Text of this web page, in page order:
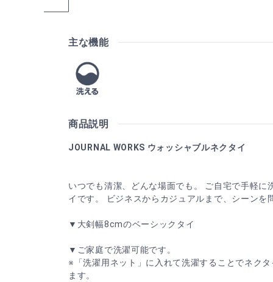
主な機能
商品説明
JOURNAL WORKS ウォッシャブルネクタイ
いつでも清潔、どんな場面でも。 ご自宅で手軽に
イです。 ビジネスからカジュアルまで、シーンを
▼大剣幅8cmのベーシックタイ
▼ご家庭で洗濯可能です。
※「洗濯用ネット」に入れて洗濯することでネク
ます。